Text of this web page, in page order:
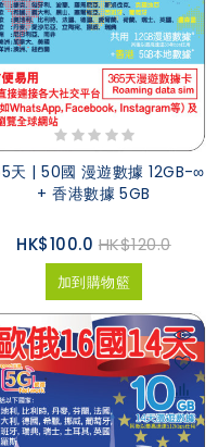
天 | 50國 漫遊數據 12GB-∞
+ 香港數據 5GB
HK$100.0 HK$120.0
加到購物籃